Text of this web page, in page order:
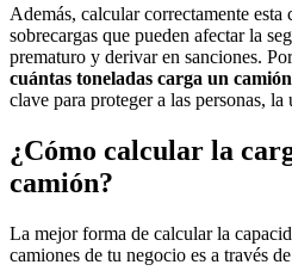
Además, calcular correctamente esta
sobrecargas que pueden afectar la
prematuro y derivar en sanciones.
cuántas toneladas carga un camión
clave para proteger a las personas,
¿Cómo calcular la
camión?
La mejor forma de calcular la
camiones de tu negocio es a través